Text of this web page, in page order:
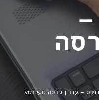
–
– עדכון גירסה 5.0 בטא